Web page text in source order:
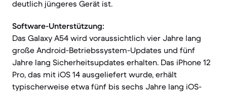
deutlich jüngeres Gerät ist.
Software-Unterstützung:
Das Galaxy A54 wird voraussichtlich vier Jahre lang
große Android-Betriebssystem-Updates und fünf
Jahre lang Sicherheitsupdates erhalten. Das iPhone 12
Pro, das mit iOS 14 ausgeliefert wurde, erhält
typischerweise etwa fünf bis sechs Jahre lang iOS-